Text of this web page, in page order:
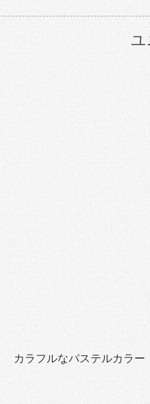
ユ
カラフルなパステルカラー